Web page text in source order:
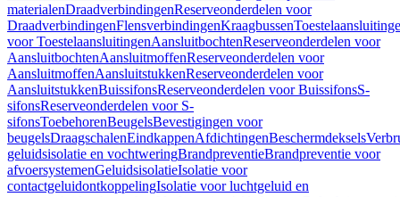
materialenDraadverbindingenReserveonderdelen voor
DraadverbindingenFlensverbindingenKraagbussen
voor ToestelaansluitingenAansluitbochtenReserveonderdelen voor
AansluitbochtenAansluitmoffenReserveonderdelen voor
AansluitmoffenAansluitstukkenReserveonderdelen voor
AansluitstukkenBuissifonsReserveonderdelen voor BuissifonsS-
sifonsReserveonderdelen voor S-
sifonsToebehorenBeugelsBevestigingen voor
beugelsDraagschalenEindkappenAfdichtingenBeschermdeksels
geluidsisolatie en vochtweringBrandpreventieBrandpreventie voor
afvoersystemenGeluidsisolatieIsolatie voor
contactgeluidontkoppelingIsolatie voor luchtgeluid en